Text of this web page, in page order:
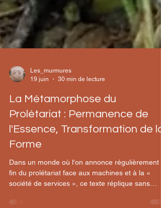
Les_murmures
19 juin
30 min de lecture
La Métamorphose du
Prolétariat : Permanence de
Forme
Dans un monde où l'on annonce régulièrement